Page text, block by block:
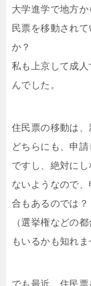
大学進学で地方
民票を移動され
か？
私も上京して成
んでした。
住民票の移動は
どちらにも、申
ですし、絶対に
ないようなので
合もあるのでは？
（選挙権などの
もいるかも知れま